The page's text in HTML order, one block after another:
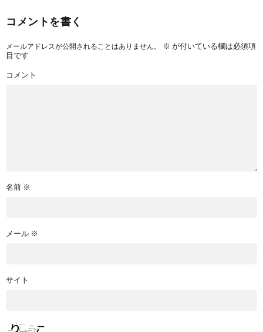
コメントを書く
メールアドレスが公開されることはありません。 ※ が付いている欄は必須項
目です
コメント
名前 ※
メール ※
サイト